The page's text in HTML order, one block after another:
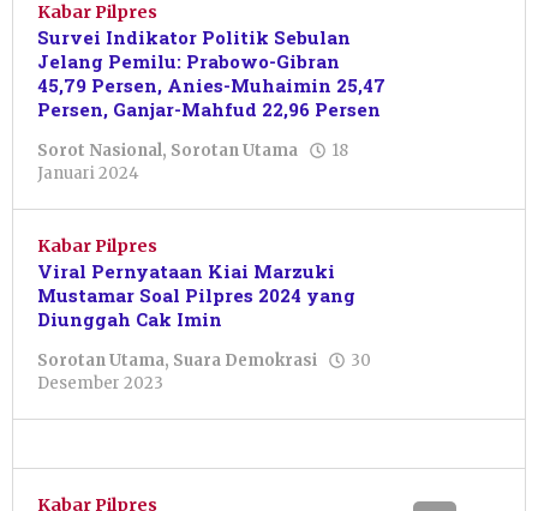
Kabar Pilpres
Survei Indikator Politik Sebulan
Jelang Pemilu: Prabowo-Gibran
45,79 Persen, Anies-Muhaimin 25,47
Persen, Ganjar-Mahfud 22,96 Persen
Sorot Nasional, Sorotan Utama
18
Januari 2024
Kabar Pilpres
Viral Pernyataan Kiai Marzuki
Mustamar Soal Pilpres 2024 yang
Diunggah Cak Imin
Sorotan Utama, Suara Demokrasi
30
Desember 2023
Kabar Pilpres